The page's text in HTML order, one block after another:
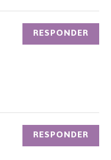
RESPONDER
RESPONDER